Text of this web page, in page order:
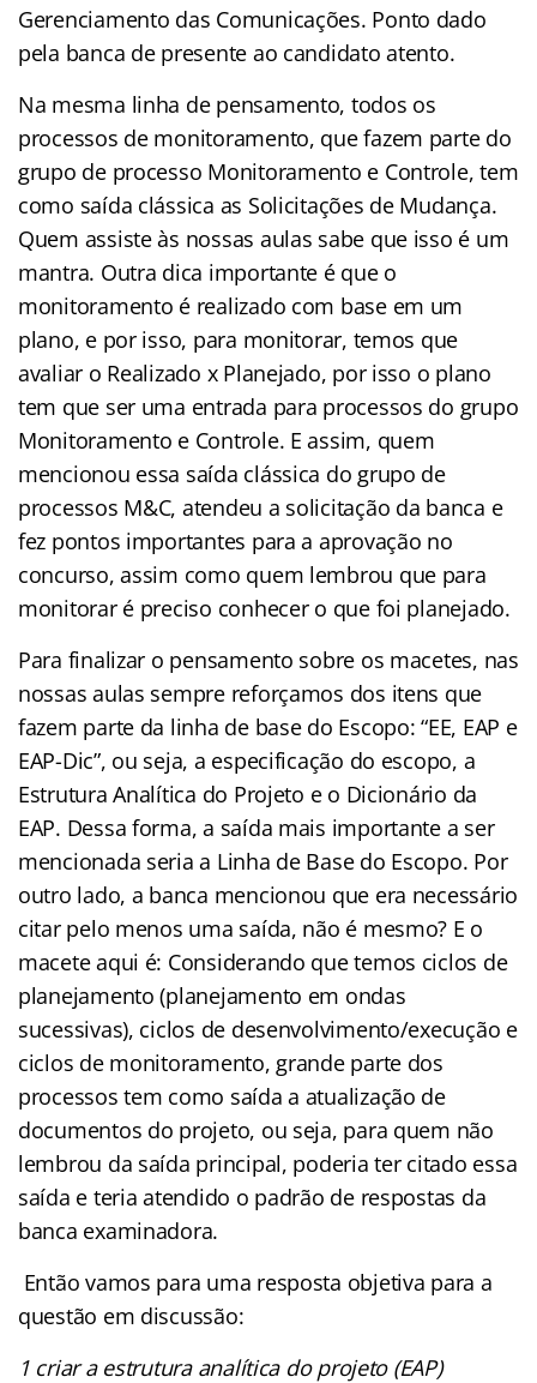
Gerenciamento das Comunicações. Ponto dado
pela banca de presente ao candidato atento.
Na mesma linha de pensamento, todos os
processos de monitoramento, que fazem parte do
grupo de processo Monitoramento e Controle, tem
como saída clássica as Solicitações de Mudança.
Quem assiste às nossas aulas sabe que isso é um
mantra. Outra dica importante é que o
monitoramento é realizado com base em um
plano, e por isso, para monitorar, temos que
avaliar o Realizado x Planejado, por isso o plano
tem que ser uma entrada para processos do grupo
Monitoramento e Controle. E assim, quem
mencionou essa saída clássica do grupo de
processos M&C, atendeu a solicitação da banca e
fez pontos importantes para a aprovação no
concurso, assim como quem lembrou que para
monitorar é preciso conhecer o que foi planejado.
Para finalizar o pensamento sobre os macetes, nas
nossas aulas sempre reforçamos dos itens que
fazem parte da linha de base do Escopo: “EE, EAP e
EAP-Dic”, ou seja, a especificação do escopo, a
Estrutura Analítica do Projeto e o Dicionário da
EAP. Dessa forma, a saída mais importante a ser
mencionada seria a Linha de Base do Escopo. Por
outro lado, a banca mencionou que era necessário
citar pelo menos uma saída, não é mesmo? E o
macete aqui é: Considerando que temos ciclos de
planejamento (planejamento em ondas
sucessivas), ciclos de desenvolvimento/execução e
ciclos de monitoramento, grande parte dos
processos tem como saída a atualização de
documentos do projeto, ou seja, para quem não
lembrou da saída principal, poderia ter citado essa
saída e teria atendido o padrão de respostas da
banca examinadora.
Então vamos para uma resposta objetiva para a
questão em discussão:
1 criar a estrutura analítica do projeto (EAP)